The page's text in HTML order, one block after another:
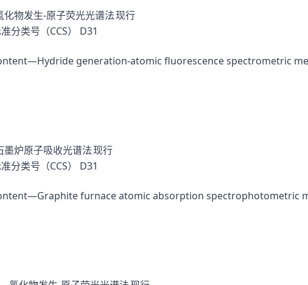
物发生-原子荧光光谱法现行
分类号（CCS）
D31
generation-atomic fluorescence spectrometric
炉原子吸收光谱法现行
分类号（CCS）
D31
furnace atomic absorption spectrophotometric